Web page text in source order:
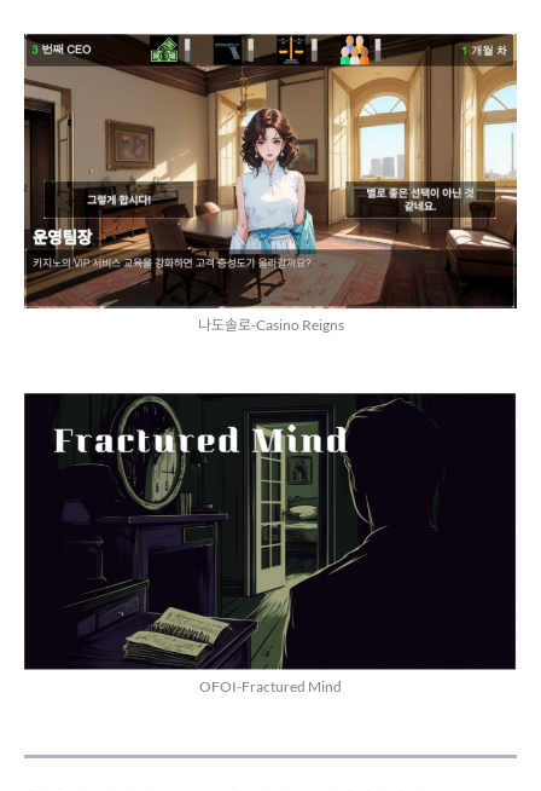
나도솔로-Casino Reigns
OFOI-Fractured Mind